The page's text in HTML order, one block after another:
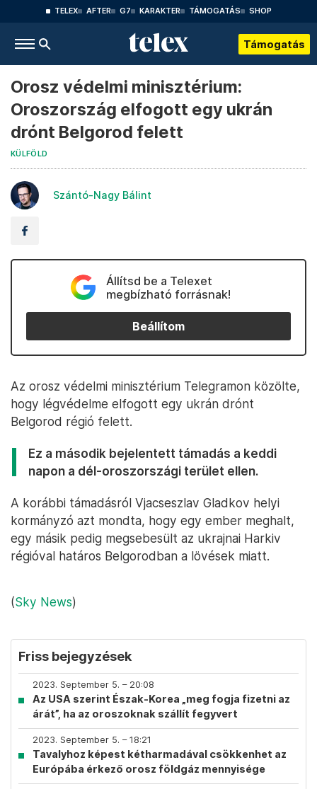
TELEX AFTER G7 KARAKTER TÁMOGATÁS SHOP
Támogatás
Orosz védelmi minisztérium:
Oroszország elfogott egy ukrán
drónt Belgorod felett
KÜLFÖLD
Szántó-Nagy Bálint
Állítsd be a Telexet
megbízható forrásnak!
Beállítom
Az orosz védelmi minisztérium Telegramon közölte,
hogy légvédelme elfogott egy ukrán drónt
Belgorod régió felett.
Ez a második bejelentett támadás a keddi
napon a dél-oroszországi terület ellen.
A korábbi támadásról Vjacseszlav Gladkov helyi
kormányzó azt mondta, hogy egy ember meghalt,
egy másik pedig megsebesült az ukrajnai Harkiv
régióval határos Belgorodban a lövések miatt.
(Sky News)
Friss bejegyzések
2023. September 5. – 20:08
Az USA szerint Észak-Korea „meg fogja fizetni az
árát”, ha az oroszoknak szállít fegyvert
2023. September 5. – 18:21
Tavalyhoz képest kétharmadával csökkenhet az
Európába érkező orosz földgáz mennyisége